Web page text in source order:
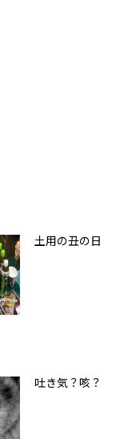
土用の丑の日
吐き気？咳？